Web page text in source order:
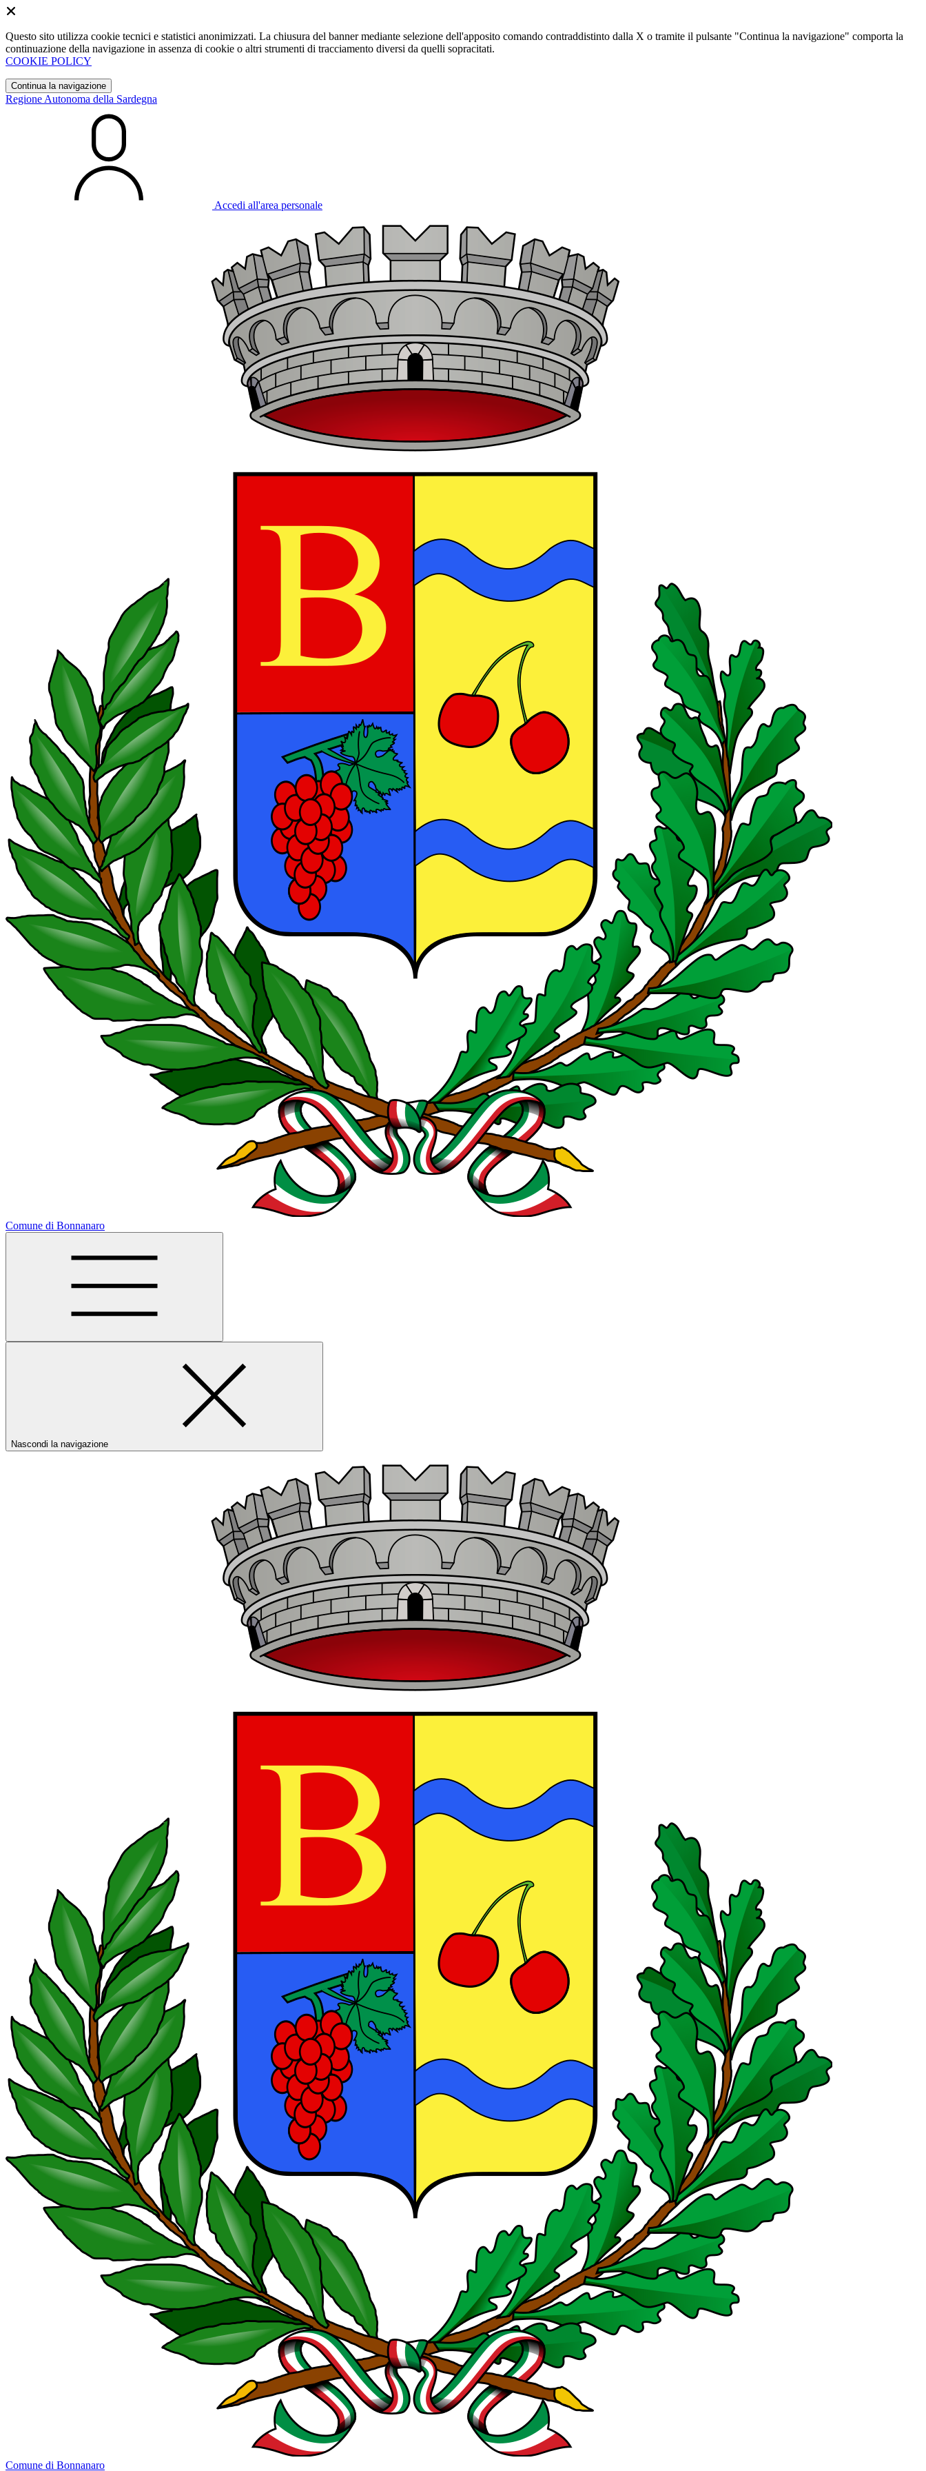
Questo sito utilizza cookie tecnici e statistici anonimizzati. La chiusura del banner mediante selezione dell'apposito comando contraddistinto dalla X o tramite il pulsante "Continua la navigazione" comporta la
continuazione della navigazione in assenza di cookie o altri strumenti di tracciamento diversi da quelli sopracitati.
COOKIE POLICY
Continua la navigazione
Regione Autonoma della Sardegna
Accedi all'area personale
Comune di Bonnanaro
Nascondi la navigazione
Comune di Bonnanaro